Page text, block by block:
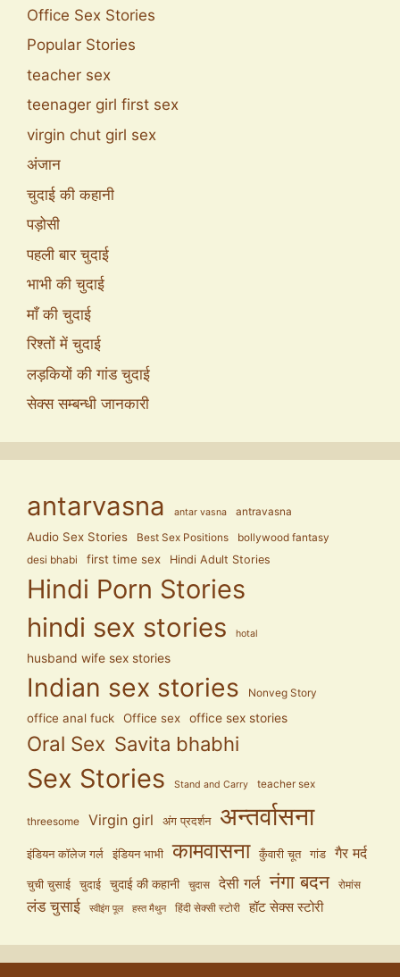
Office Sex Stories
Popular Stories
teacher sex
teenager girl first sex
virgin chut girl sex
अंजान
चुदाई की कहानी
पड़ोसी
पहली बार चुदाई
भाभी की चुदाई
माँ की चुदाई
रिश्तों में चुदाई
लड़कियों की गांड चुदाई
सेक्स सम्बन्धी जानकारी
antarvasna antar vasna antravasna
Audio Sex Stories Best Sex Positions
bollywood fantasy
desi bhabi
first time sex Hindi Adult Stories
Hindi Porn Stories
hindi sex stories
hotal
husband wife sex stories
Indian sex stories Nonveg Story
office anal fuck Office sex office sex stories
Oral Sex Savita bhabhi
Sex Stories Stand and Carry teacher sex
threesome Virgin girl अंग प्रदर्शन अन्तर्वासना
इंडियन कॉलेज गर्ल इंडियन भाभी कामवासना कुँवारी चूत गांड गैर मर्द
चुची चुसाई चुदाई चुदाई की कहानी चुदास देसी गर्ल नंगा बदन रोमांस
लंड चुसाई स्वीइंग पूल हस्त मैथुन हिंदी सेक्सी स्टोरी हॉट सेक्स स्टोरी